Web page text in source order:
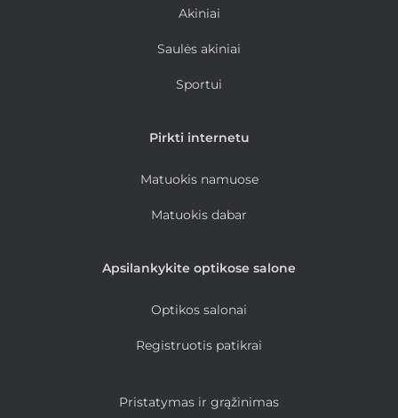
Akiniai
Saulės akiniai
Sportui
Pirkti internetu
Matuokis namuose
Matuokis dabar
Apsilankykite optikose salone
Optikos salonai
Registruotis patikrai
Pristatymas ir grąžinimas